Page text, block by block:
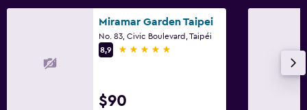
Miramar Garden Taipei
No. 83, Civic Boulevard, Taipéi
8,9
5 estrellas
$90